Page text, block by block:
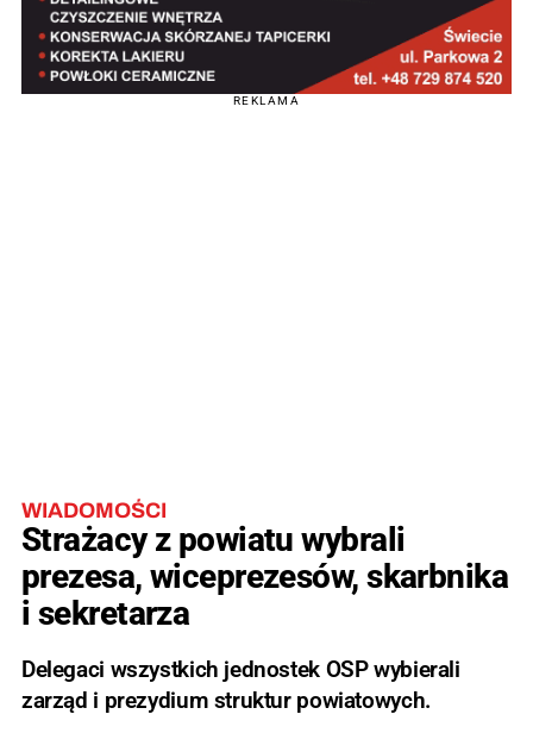
REKLAMA
WIADOMOŚCI
Strażacy z powiatu wybrali
prezesa, wiceprezesów, skarbnika
i sekretarza
Delegaci wszystkich jednostek OSP wybierali
zarząd i prezydium struktur powiatowych.